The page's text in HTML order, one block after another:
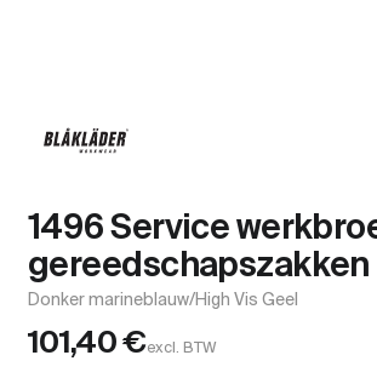
1496 Service
gereedschapszakken
Donker marineblauw/High Vis Geel
101,40€excl. BTW